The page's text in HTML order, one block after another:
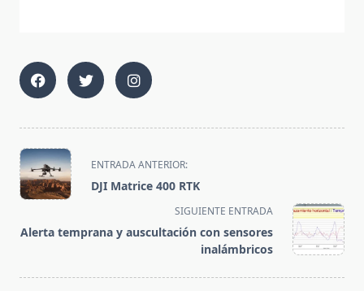
<span
class="nav-
subtitle
reader-
ENTRADA ANTERIOR:
DJI Matrice 400 RTK
SIGUIENTE ENTRADA
Alerta temprana y auscultación con sensores
inalámbricos